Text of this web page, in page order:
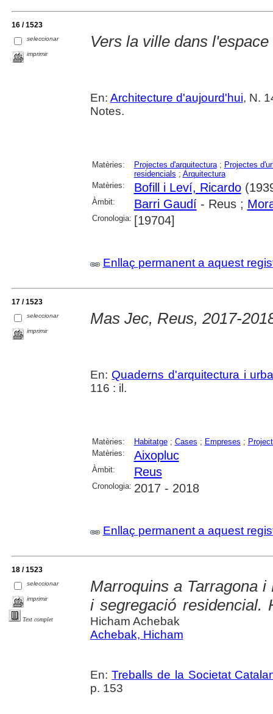
16 / 1523
seleccionar
imprimir
Vers la ville dans l'espace
En: Architecture d'aujourd'hui, N.
Notes.
Matèries: Projectes d'arquitectura; Projectes
residencials ; Arquitectura
Matèries:
Bofill i Leví, Ricardo
Àmbit: Barri Gaudí- Reus ;
Cronologia: [19704]
Enllaç permanent a aquest
17 / 1523
seleccionar
imprimir
Mas Jec, Reus, 2017-
En: Quaderns d'arquitectura i
116 : il.
Matèries: Habitatge; Cases ; Empreses ;
Matèries:
Aixopluc
Àmbit: Reus
Cronologia: 2017 - 2018
Enllaç permanent a aquest
18 / 1523
seleccionar
imprimir
Text complet
Marroquins a Tarragona
i segregació residencial.
Hicham Achebak
Achebak, Hicham
En:Treballs de la Societat
p. 153